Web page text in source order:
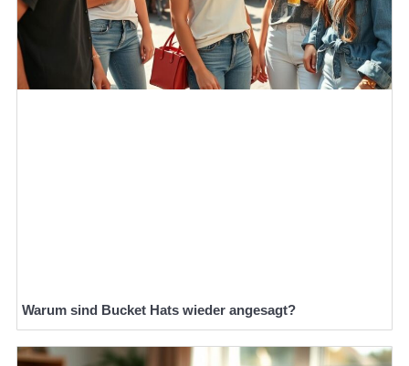
Warum sind Bucket Hats wieder angesagt?